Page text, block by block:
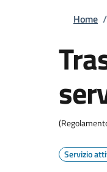
Home /
Servizio